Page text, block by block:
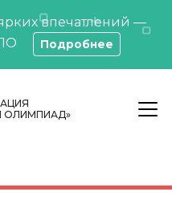
впечатлений —
Подробнее
ОЛИМПИАД»